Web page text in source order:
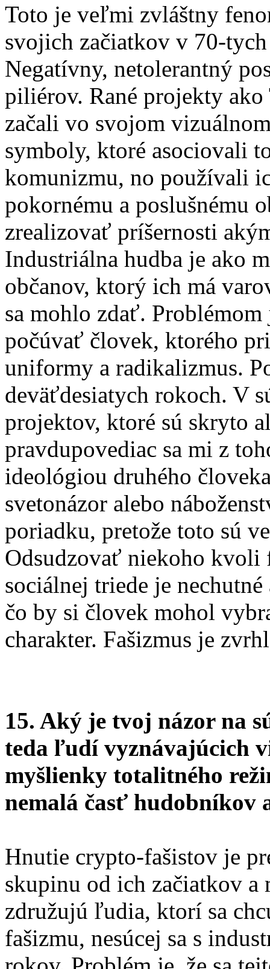
Toto je veľmi zvláštny
svojich začiatkov v 70-
Negatívny, netolerantný
piliérov. Rané projekty
začali vo svojom
symboly, ktoré asociovali
komunizmu, no používali
pokornému a poslušnému
zrealizovať príšernosti
Industriálna hudba je ako
občanov, ktorý ich má
sa mohlo zdať.
počúvať človek, ktorého
uniformy a radikalizmus.
deväťdesiatych rokoch. V
projektov, ktoré sú skryto
pravdupovediac sa mi z
ideológiou druhého
svetonázor alebo
poriadku, pretože toto sú
Odsudzovať niekoho kvoli
sociálnej triede je
čo by si človek mohol
charakter. Fašizmus je
15. Aký je tvoj názor na
teda ľudí vyznávajúcich
myšlienky totalitného
nemalá časť hudobníkov
Hnutie crypto-fašistov je
skupinu od ich začiatkov a
združujú ľudia, ktorí sa
fašizmu, nesúcej sa s